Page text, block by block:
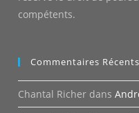
compétents.
Commentaires Récents
Chantal Richer dans